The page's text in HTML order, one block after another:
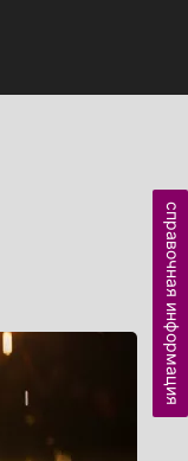
справочная информация